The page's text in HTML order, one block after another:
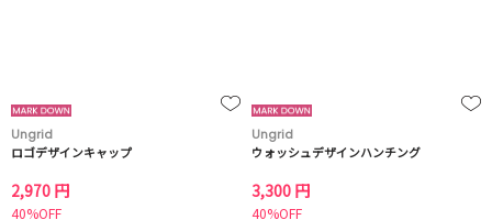
Ungrid
ロゴデザインキャップ
2,970 円
40%OFF
Ungrid
ウォッシュデザインハンチング
3,300 円
40%OFF